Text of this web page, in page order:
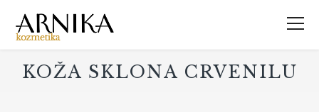
KOŽA SKLONA CRVENILU